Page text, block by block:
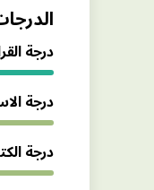
درجة
درجة
درجة